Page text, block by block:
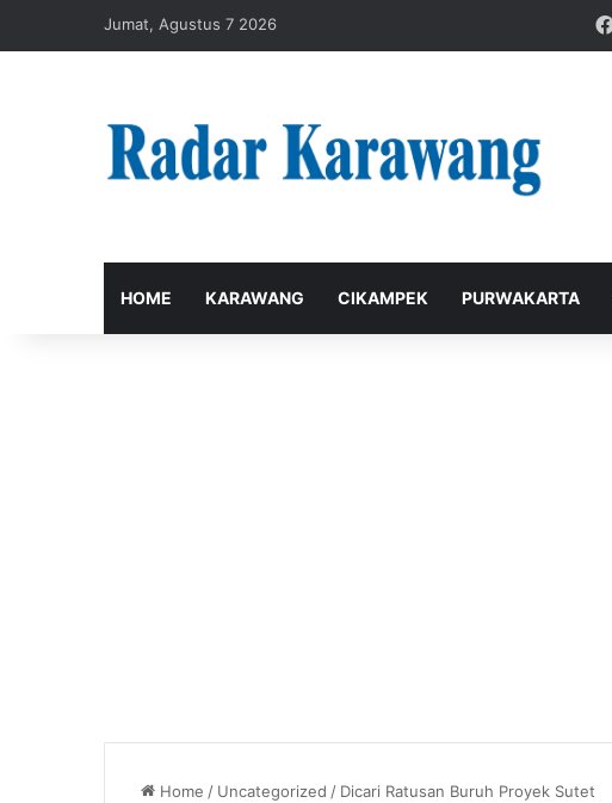
Jumat, Agustus 7 2026
HOME KARAWANG CIKAMPEK PURWAKARTA
Home / Uncategorized / Dicari Ratusan Buruh Proyek Sutet